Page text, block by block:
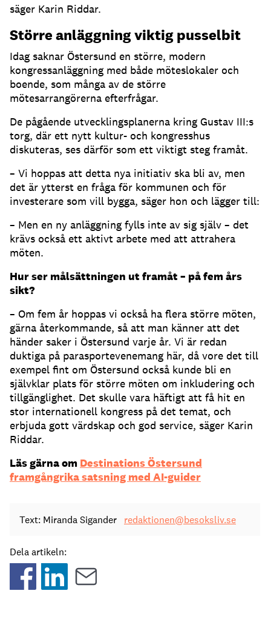
säger Karin Riddar.
Större anläggning viktig pusselbit
Idag saknar Östersund en större, modern
kongressanläggning med både möteslokaler och
boende, som många av de större
mötesarrangörerna efterfrågar.
De pågående utvecklingsplanerna kring Gustav III:s
torg, där ett nytt kultur- och kongresshus
diskuteras, ses därför som ett viktigt steg framåt.
– Vi hoppas att detta nya initiativ ska bli av, men
det är ytterst en fråga för kommunen och för
investerare som vill bygga, säger hon och lägger till:
– Men en ny anläggning fylls inte av sig själv – det
krävs också ett aktivt arbete med att attrahera
möten.
Hur ser målsättningen ut framåt – på fem års
sikt?
– Om fem år hoppas vi också ha flera större möten,
gärna återkommande, så att man känner att det
händer saker i Östersund varje år. Vi är redan
duktiga på parasportevenemang här, då vore det till
exempel fint om Östersund också kunde bli en
självklar plats för större möten om inkludering och
tillgänglighet. Det skulle vara häftigt att få hit en
stor internationell kongress på det temat, och
erbjuda gott värdskap och god service, säger Karin
Riddar.
Läs gärna om Destinations Östersund
framgångrika satsning med AI-guider
Text: Miranda Sigander redaktionen@besoksliv.se
Dela artikeln: